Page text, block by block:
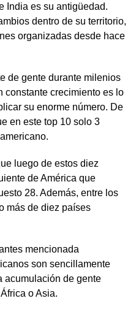
India es su antigüedad.
dentro de su territorio,
organizadas desde hace
de gente durante milenios
constante crecimiento es lo
su enorme número. De
en este top 10 solo 3
luego de estos diez
de América que
28. Además, entre los
más de diez países
mencionada
son sencillamente
acumulación de gente
o Asia.